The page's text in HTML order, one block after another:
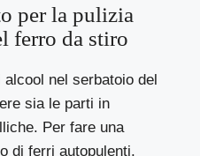
per la pulizia
ferro da stiro
alcool nel serbatoio del
sia le parti in
Per fare una
di ferri autopulenti,